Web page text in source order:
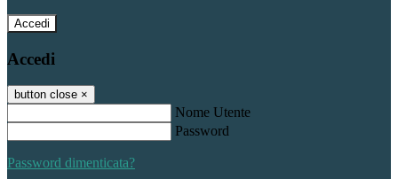
Accedi
Accedi
button close ×
Nome Utente
Password
Password dimenticata?